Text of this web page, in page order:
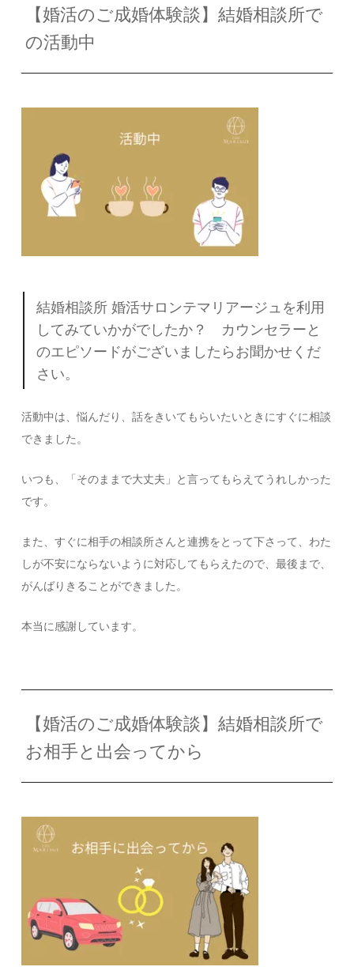
【婚活のご成婚体験談】結婚相談所で
の活動中
結婚相談所 婚活サロンテマリアージュを利用
してみていかがでしたか？ カウンセラーと
のエピソードがございましたらお聞かせくだ
さい。
活動中は、悩んだり、話をきいてもらいたいときにすぐに相談
できました。
いつも、「そのままで大丈夫」と言ってもらえてうれしかった
です。
また、すぐに相手の相談所さんと連携をとって下さって、わた
しが不安にならないように対応してもらえたので、最後まで、
がんばりきることができました。
本当に感謝しています。
【婚活のご成婚体験談】結婚相談所で
お相手と出会ってから